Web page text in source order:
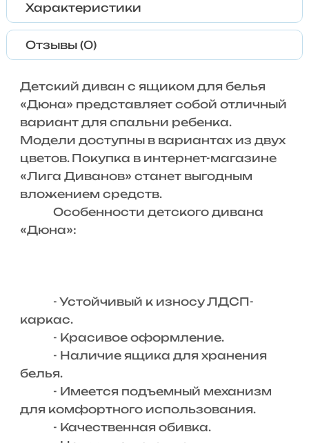
Характеристики
Отзывы (0)
Детский диван с ящиком для белья
«Дюна» представляет собой отличный
вариант для спальни ребенка.
Модели доступны в вариантах из двух
цветов. Покупка в интернет-магазине
«Лига Диванов» станет выгодным
вложением средств.
Особенности детского дивана
«Дюна»:
- Устойчивый к износу ЛДСП-
каркас.
- Красивое оформление.
- Наличие ящика для хранения
белья.
- Имеется подъемный механизм
для комфортного использования.
- Качественная обивка.